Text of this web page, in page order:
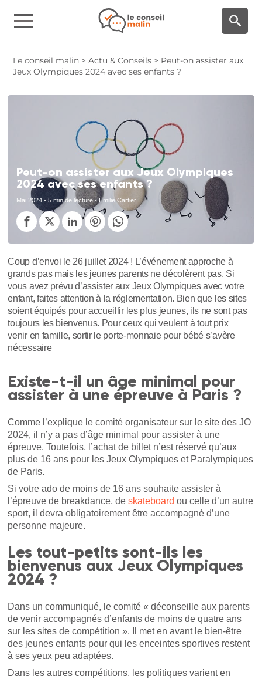
Le conseil malin >Actu & Conseils > Peut-on assister aux
Jeux Olympiques 2024 avec ses enfants ?
Peut-on assister aux Jeux Olympiques
2024 avec ses enfants ?
Mai 2024 - 5 min de lecture - Emilie Cartier
Coup d’envoi le 26 juillet 2024 ! L’événement approche à
grands pas mais les jeunes parents ne décolèrent pas. Si
vous avez prévu d’assister aux Jeux Olympiques avec votre
enfant, faites attention à la réglementation. Bien que les sites
soient équipés pour accueillir les plus jeunes, ils ne sont pas
toujours les bienvenus. Pour ceux qui veulent à tout prix
venir en famille, sortir le porte-monnaie pour bébé s’avère
nécessaire
Existe-t-il un âge minimal pour
assister à une épreuve à Paris ?
Comme l’explique le comité organisateur sur le site des JO
2024, il n’y a pas d’âge minimal pour assister à une
épreuve. Toutefois, l’achat de billet n’est réservé qu’aux
plus de 16 ans pour les Jeux Olympiques et Paralympiques
de Paris.
Si votre ado de moins de 16 ans souhaite assister à
l’épreuve de breakdance, deskateboard ou celle d’un autre
sport, il devra obligatoirement être accompagné d’une
personne majeure.
Les tout-petits sont-ils les
bienvenus aux Jeux Olympiques
2024 ?
Dans un communiqué, le comité « déconseille aux parents
de venir accompagnés d’enfants de moins de quatre ans
sur les sites de compétition ». Il met en avant le bien-être
des jeunes enfants pour qui les enceintes sportives restent
à ses yeux peu adaptées.
Dans les autres compétitions, les politiques varient en